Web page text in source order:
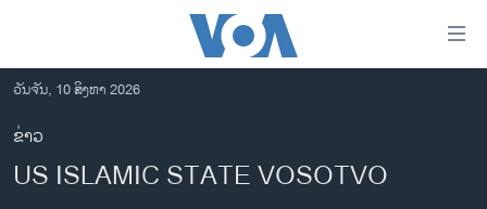
ເຂົ້າ
ຫາ
ຂ້າມ
ຂ້າມ
ອາເມຣິກາ
ວັນຈັນ, 10 ສິງຫາ 2026
ຂ່າວ
US ISLAMIC STATE VOSOTVO